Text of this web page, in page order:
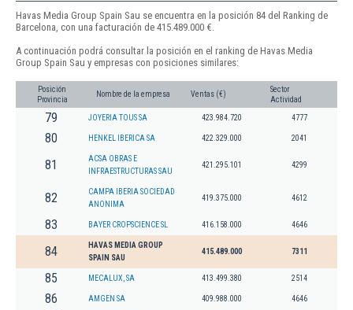
Havas Media Group Spain Sau se encuentra en la posición 84 del Ranking de
Barcelona, con una facturación de 415.489.000 €.
A continuación podrá consultar la posición en el ranking de Havas Media
Group Spain Sau y empresas con posiciones similares:
Posición
Provincia
Nombre de la empresa Ventas (€)
Sector
Actividad
79 JOYERIA TOUS SA 423.984.720 4777
80 HENKEL IBERICA SA 422.329.000 2041
81
ACSA OBRAS E
INFRAESTRUCTURAS SAU
421.295.101 4299
82
CAMPA IBERIA SOCIEDAD
ANONIMA
419.375.000 4612
83 BAYER CROPSCIENCE SL 416.158.000 4646
84
HAVAS MEDIA GROUP
SPAIN SAU
415.489.000 7311
85 MECALUX, SA 413.499.380 2514
86 AMGEN SA 409.988.000 4646